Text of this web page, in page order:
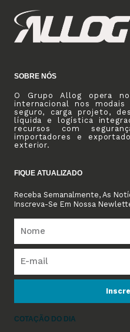
SOBRE NÓS
O Grupo Allog opera
internacional nos
seguro, carga projeto,
líquida e logística
recursos com
importadores e
exterior.
FIQUE ATUALIZADO
Receba Semanalmente, As
Inscreva-Se Em Nossa
COTAÇÃO DO DIA